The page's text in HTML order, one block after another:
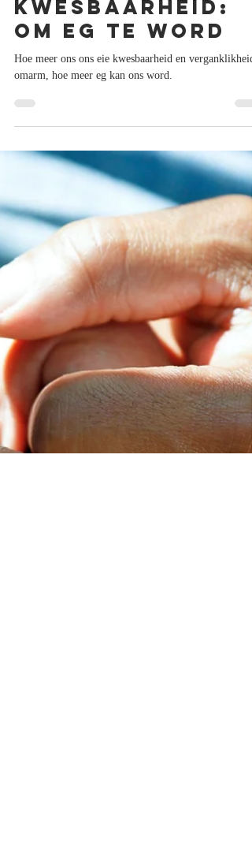
Marina van der Linde
Mar 20, 2024
Die genade van
kwesbaarheid:
Om eg te word
Hoe meer ons ons eie kwesbaarheid en verganklikheid
omarm, hoe meer eg kan ons word.